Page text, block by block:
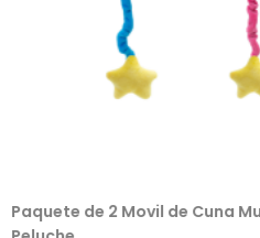
Paquete de 2 Movil de Cuna